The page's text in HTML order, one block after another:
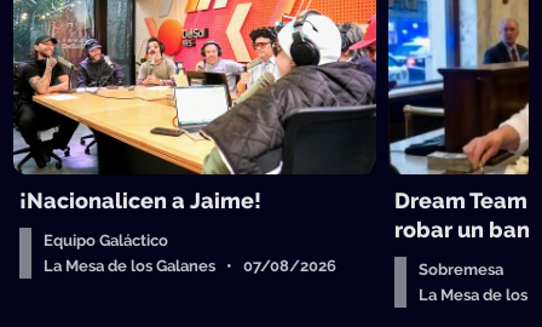
¡Nacionalicen a Jaime!
Equipo Galáctico
La Mesa de los Galanes • 07/08/2026
Dream Team
robar un
Sobremesa
La Mesa de